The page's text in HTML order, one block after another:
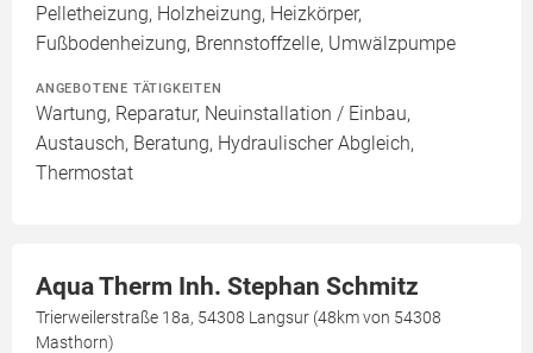
Pelletheizung, Holzheizung, Heizkörper,
Fußbodenheizung, Brennstoffzelle, Umwälzpumpe
ANGEBOTENE TÄTIGKEITEN
Wartung, Reparatur, Neuinstallation / Einbau,
Austausch, Beratung, Hydraulischer Abgleich,
Thermostat
Aqua Therm Inh. Stephan Schmitz
Trierweilerstraße 18a, 54308 Langsur (48km von 54308
Masthorn)